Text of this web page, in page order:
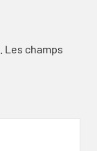
Les champs